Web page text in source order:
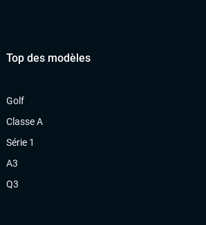
Top des modèles
Golf
Classe A
Série 1
A3
Q3